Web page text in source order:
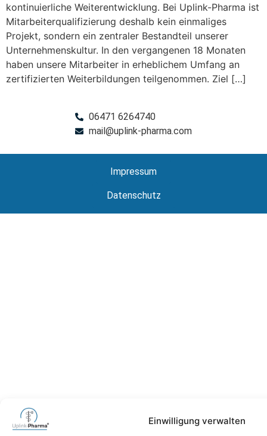
Einwilligung verwalten
kontinuierliche Weiterentwicklung. Bei Uplink-Pharma ist
Mitarbeiterqualifizierung deshalb kein einmaliges
Projekt, sondern ein zentraler Bestandteil unserer
Unternehmenskultur. In den vergangenen 18 Monaten
haben unsere Mitarbeiter in erheblichem Umfang an
zertifizierten Weiterbildungen teilgenommen. Ziel […]
06471 6264740
mail@uplink-pharma.com
Impressum
Datenschutz